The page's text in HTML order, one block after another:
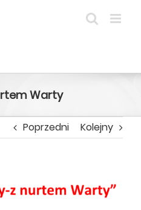
Warty
Poprzedni Kolejny